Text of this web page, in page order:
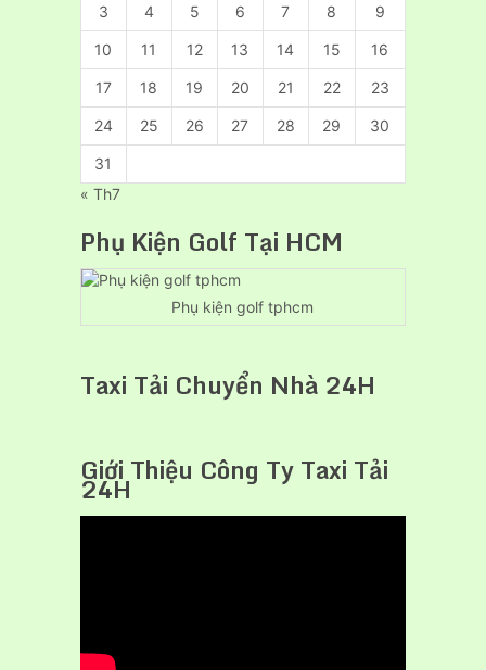
3 4 5 6 7 8 9
10 11 12 13 14 15 16
17 18 19 20 21 22 23
24 25 26 27 28 29 30
31
« Th7
Phụ Kiện Golf Tại HCM
Phụ kiện golf tphcm
Taxi Tải Chuyển Nhà 24H
Giới Thiệu Công Ty Taxi Tải
24H